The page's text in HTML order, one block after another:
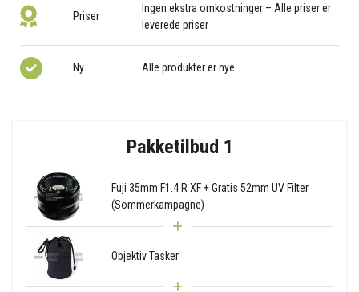
Priser
Ingen ekstra omkostninger – Alle priser er
leverede priser
Ny Alle produkter er nye
Pakketilbud 1
Fuji 35mm F1.4 R XF + Gratis 52mm UV Filter
(Sommerkampagne)
Objektiv Tasker